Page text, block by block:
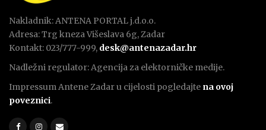
Nakladnik: ANTENA PORTAL j.d.o.o.
Adresa: Trg kneza Višeslava 6g, Zadar
Kontakt: 023/777-999, desk@antenazadar.hr
Nadležni regulator: Agencija za elektorničke medije.
Impressum Antene Zadar u cijelosti pogledajte na ovoj
poveznici.